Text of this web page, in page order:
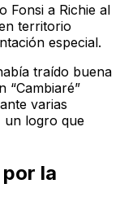
Fonsi a Richie al
territorio
especial.
traído buena
“Cambiaré”
varias
un logro que
la